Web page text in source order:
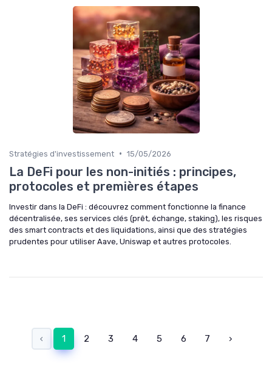
Stratégies d'investissement • 15/05/2026
La DeFi pour les non-initiés : principes,
protocoles et premières étapes
Investir dans la DeFi : découvrez comment fonctionne la finance
décentralisée, ses services clés (prêt, échange, staking), les risques
des smart contracts et des liquidations, ainsi que des stratégies
prudentes pour utiliser Aave, Uniswap et autres protocoles.
‹ 1 2 3 4 5 6 7 ›